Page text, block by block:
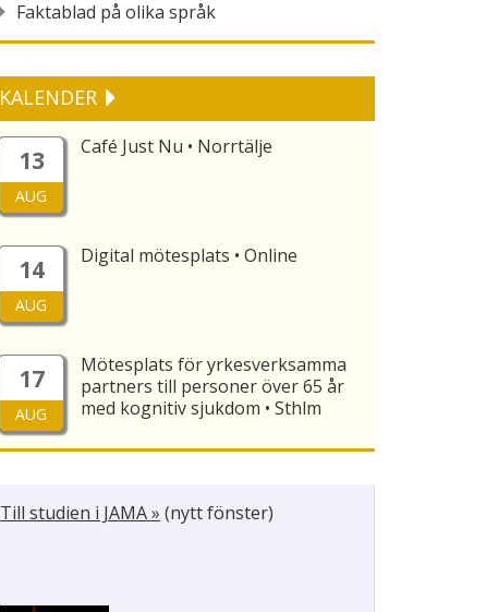
Faktablad på olika språk
KALENDER
13
AUG
Café Just Nu • Norrtälje
14
AUG
Digital mötesplats • Online
17
AUG
Mötesplats för yrkesverksamma
partners till personer över 65 år
med kognitiv sjukdom • Sthlm
Till studien i JAMA » (nytt fönster)